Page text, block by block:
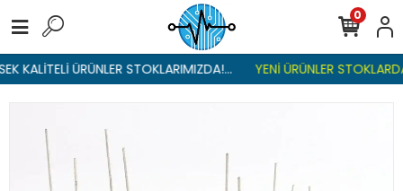
KALİTELİ ÜRÜNLER STOKLARIMIZDA!... YENİ ÜRÜNLER
0